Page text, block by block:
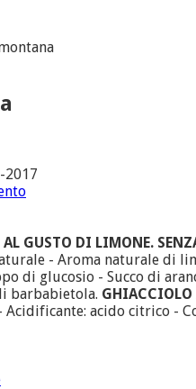
2017
GUSTO DI LIMONE.
- Aroma naturale di
di glucosio - Succo di
barbabietola. GHIACCIOLO
acido citrico -